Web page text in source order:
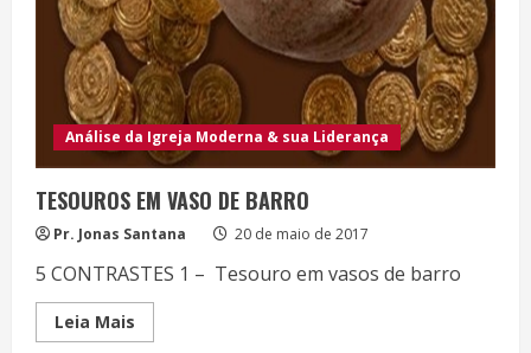
Análise da Igreja Moderna & sua Liderança
TESOUROS EM VASO DE BARRO
Pr. Jonas Santana 20 de maio de 2017
5 CONTRASTES 1 – Tesouro em vasos de barro
Leia Mais
more